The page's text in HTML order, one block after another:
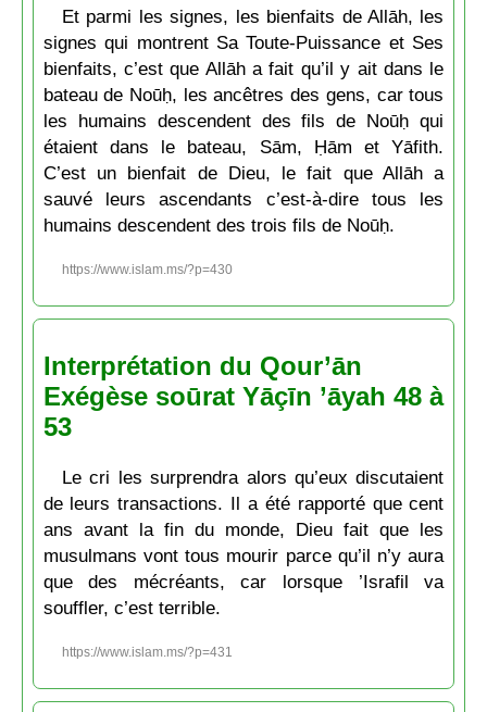
Et parmi les signes, les bienfaits de Allāh, les
signes qui montrent Sa Toute-Puissance et Ses
bienfaits, c’est que Allāh a fait qu’il y ait dans le
bateau de Noūḥ, les ancêtres des gens, car tous
les humains descendent des fils de Noūḥ qui
étaient dans le bateau, Sām, Ḥām et Yāfith.
C’est un bienfait de Dieu, le fait que Allāh a
sauvé leurs ascendants c’est-à-dire tous les
humains descendent des trois fils de Noūḥ.
https://www.islam.ms/?p=430
Interprétation du Qour’ān
Exégèse soūrat Yāçīn ’āyah 48 à
53
Le cri les surprendra alors qu’eux discutaient
de leurs transactions. Il a été rapporté que cent
ans avant la fin du monde, Dieu fait que les
musulmans vont tous mourir parce qu’il n’y aura
que des mécréants, car lorsque ’Israfil va
souffler, c’est terrible.
https://www.islam.ms/?p=431